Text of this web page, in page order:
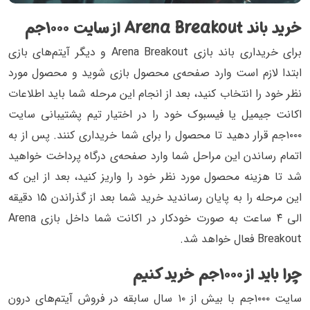
خرید باند Arena Breakout از سایت ۱۰۰۰جم
برای خریداری باند بازی Arena Breakout و دیگر آیتم‌های بازی
ابتدا لازم است وارد صفحه‌ی محصول بازی شوید و محصول مورد
نظر خود را انتخاب کنید، بعد از انجام این مرحله شما باید اطلاعات
اکانت جیمیل یا فیسبوک خود را در اختیار تیم پشتیبانی سایت
۱۰۰۰جم قرار دهید تا محصول را برای شما خریداری کنند. پس از به
اتمام رساندن این مراحل شما وارد صفحه‌ی درگاه پرداخت خواهید
شد تا هزینه محصول مورد نظر خود را واریز کنید، بعد از این که
این مرحله را به پایان رساندید خرید شما بعد از گذراندن ۱۵ دقیقه
الی ۴ ساعت به صورت خودکار در اکانت شما داخل بازی Arena
Breakout فعال خواهد شد.
چرا باید از ۱۰۰۰جم خرید کنیم
سایت ۱۰۰۰جم با بیش از ۱۰ سال سابقه در فروش آیتم‌های درون